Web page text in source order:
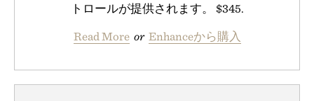
トロールが提供されます。 $345.
Read More or Enhanceから購入